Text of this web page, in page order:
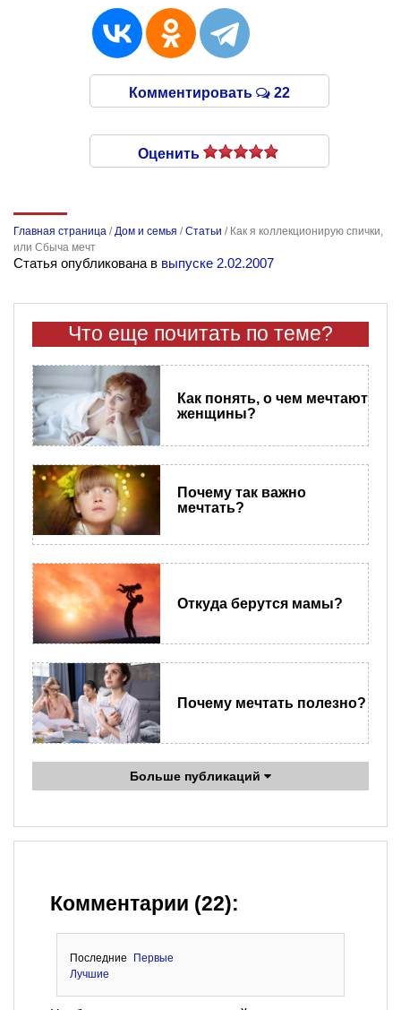
Комментировать 22
Оценить
Главная страница /Дом и семья /Статьи / Как я коллекционирую спички,
или Сбыча мечт
Статья опубликована в выпуске 2.02.2007
Что еще почитать по теме?
Как понять, о чем мечтают
женщины?
Почему так важно
мечтать?
Откуда берутся мамы?
Почему мечтать полезно?
Больше публикаций
Комментарии (22):
Последние
Первые
Лучшие